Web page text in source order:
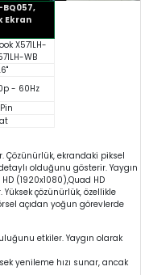
BQ057,
Ekran
X571LH-
WB
- 60Hz
Çözünürlük, ekrandaki piksel
olduğunu gösterir. Yaygın
(1920x1080),Quad HD
çözünürlük, özellikle
açıdan yoğun görevlerde
etkiler. Yaygın olarak
yenileme hızı sunar, ancak